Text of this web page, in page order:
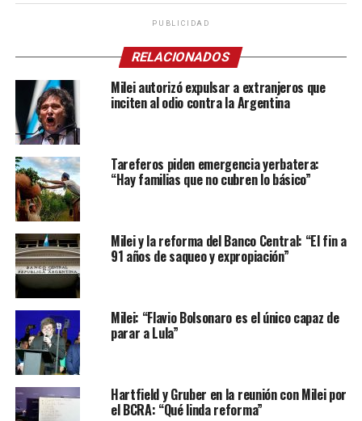
PUBLICIDAD
RELACIONADOS
Milei autorizó expulsar a extranjeros que
inciten al odio contra la Argentina
Tareferos piden emergencia yerbatera:
“Hay familias que no cubren lo básico”
Milei y la reforma del Banco Central: “El fin a
91 años de saqueo y expropiación”
Milei: “Flavio Bolsonaro es el único capaz de
parar a Lula”
Hartfield y Gruber en la reunión con Milei por
el BCRA: “Qué linda reforma”